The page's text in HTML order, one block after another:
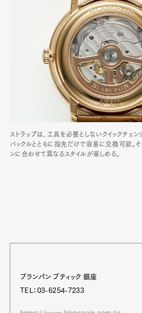
ストラップは、工具を必要としないクイックチェン
バックルとともに指先だけで容易に交換可能。そ
ンに合わせて異なるスタイルが楽しめる。
ブランパン ブティック 銀座
TEL：03-6254-7233